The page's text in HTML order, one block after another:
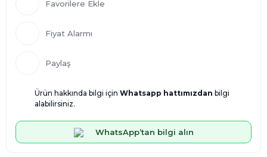
Fiyat Alarmı
Paylaş
Ürün hakkında bilgi için Whatsapp hattımızdan bilgi
alabilirsiniz.
WhatsApp’tan bilgi alın